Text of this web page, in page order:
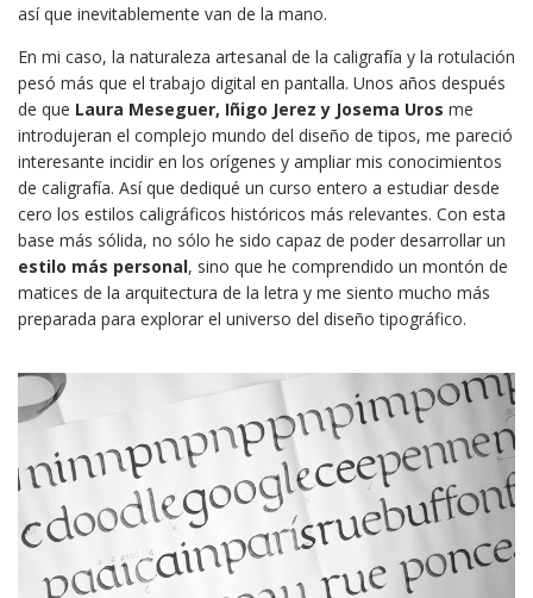
así que inevitablemente van de la mano.
En mi caso, la naturaleza artesanal de la caligrafía y la rotulación
pesó más que el trabajo digital en pantalla. Unos años después
de que Laura Meseguer, Iñigo Jerez y Josema Uros me
introdujeran el complejo mundo del diseño de tipos, me pareció
interesante incidir en los orígenes y ampliar mis conocimientos
de caligrafía. Así que dediqué un curso entero a estudiar desde
cero los estilos caligráficos históricos más relevantes. Con esta
base más sólida, no sólo he sido capaz de poder desarrollar un
estilo más personal, sino que he comprendido un montón de
matices de la arquitectura de la letra y me siento mucho más
preparada para explorar el universo del diseño tipográfico.